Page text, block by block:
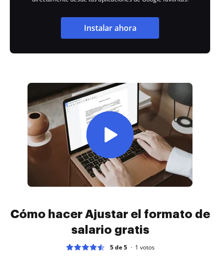
Instalar ahora
Cómo hacer Ajustar el formato de
salario gratis
5 de 5 1 votos